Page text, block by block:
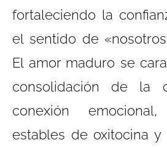
fortaleciendo la
el sentido de
El amor maduro se
consolidación de la
conexión
estables de oxitocina y